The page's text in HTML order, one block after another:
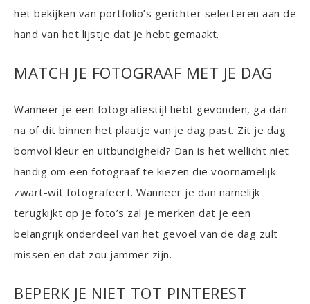
het bekijken van portfolio’s gerichter selecteren aan de
hand van het lijstje dat je hebt gemaakt.
MATCH JE FOTOGRAAF MET JE DAG
Wanneer je een fotografiestijl hebt gevonden, ga dan
na of dit binnen het plaatje van je dag past. Zit je dag
bomvol kleur en uitbundigheid? Dan is het wellicht niet
handig om een fotograaf te kiezen die voornamelijk
zwart-wit fotografeert. Wanneer je dan namelijk
terugkijkt op je foto’s zal je merken dat je een
belangrijk onderdeel van het gevoel van de dag zult
missen en dat zou jammer zijn.
BEPERK JE NIET TOT PINTEREST